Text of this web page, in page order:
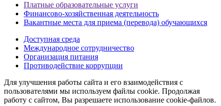
Платные образовательные услуги
Финансово-хозяйственная деятельность
Вакантные места для приема (перевода) обучающихся
Доступная среда
Международное сотрудничество
Организация питания
Противодействие коррупции
Для улучшения работы сайта и его взаимодействия с
пользователями мы используем файлы cookie. Продолжая
работу с сайтом, Вы разрешаете использование cookie-файлов.